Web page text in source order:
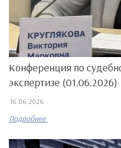
Конференция по
экспертизе (01.06.2026)
16.06.2026
Подробнее